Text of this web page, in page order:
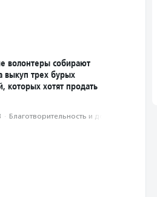
волонтеры собирают
выкуп трех бурых
которых хотят продать
· Благотвори­тель­ность и доброволь­чест­во